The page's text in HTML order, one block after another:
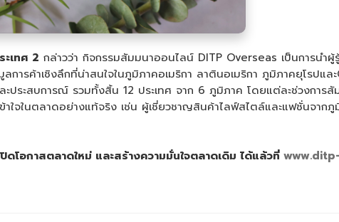
เทศ 2 กล่าวว่า กิจกรรมสัมมนาออนไลน์ DITP Overseas เป็นการนำผู้
รค้าเชิงลึกที่น่าสนใจในภูมิภาคอเมริกา ลาตินอเมริกา ภูมิภาคยุโรปแล
ประสบการณ์ รวมทั้งสิ้น 12 ประเทศ จาก 6 ภูมิภาค โดยแต่ละช่วงการ
ใจในตลาดอย่างแท้จริง เช่น ผู้เชี่ยวชาญสินค้าไลฟ์สไตล์และแฟชั่นจาก
ดโอกาสตลาดใหม่ และสร้างความมั่นใจตลาดเดิม ได้แล้วที่